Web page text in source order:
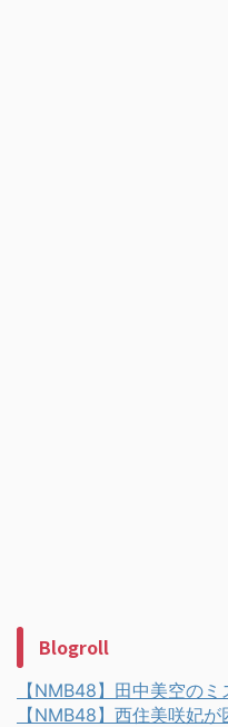
Blogroll
【NMB48】田中美空の
【NMB48】西住美咲妃が